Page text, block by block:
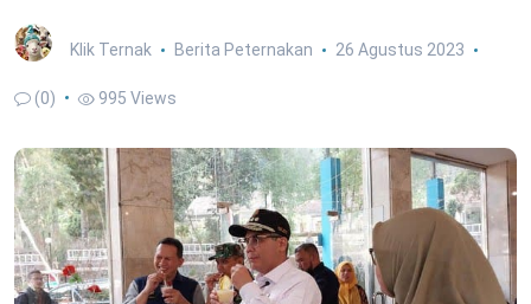
Klik Ternak Berita Peternakan 26 Agustus 2023
(0) 995 Views